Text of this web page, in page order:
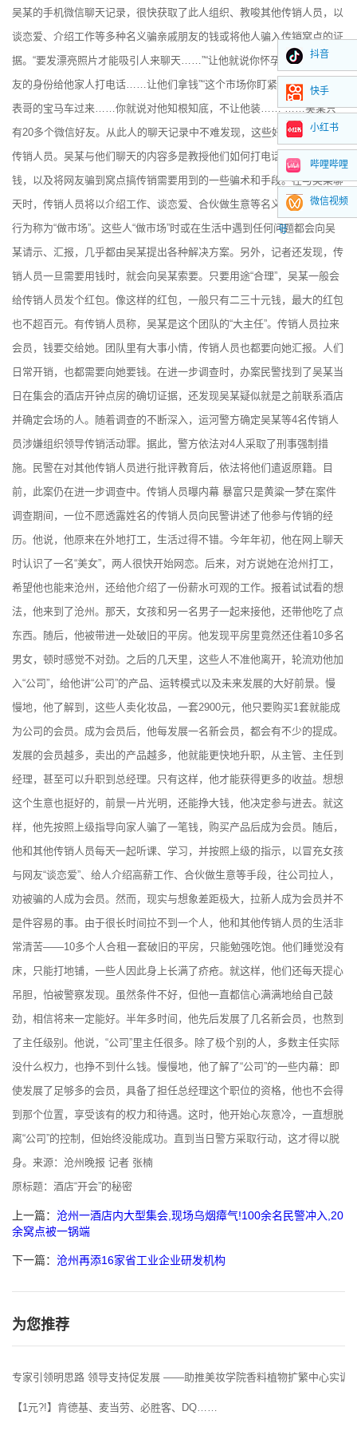
吴某的手机微信聊天记录，很快获取了此人组织、教唆其他传销人员，以
谈恋爱、介绍工作等多种名义骗亲戚朋友的钱或将他人骗入传销窝点的证
据。“要发漂亮照片才能吸引人来聊天……”“让他就说你怀孕了，你以女朋
友的身份给他家人打电话……让他们拿钱”“这个市场你盯紧，让他别开他
表哥的宝马车过来……你就说对他知根知底，不让他装……”……吴某只
有20多个微信好友。从此人的聊天记录中不难发现，这些好友大多数都是
传销人员。吴某与他们聊天的内容多是教授他们如何打电话骗亲朋好友的
钱，以及将网友骗到窝点搞传销需要用到的一些骗术和手段。在与吴某聊
天时，传销人员将以介绍工作、谈恋爱、合伙做生意等名义欺骗受害人的
行为称为“做市场”。这些人“做市场”时或在生活中遇到任何问题都会向吴
某请示、汇报，几乎都由吴某提出各种解决方案。另外，记者还发现，传
销人员一旦需要用钱时，就会向吴某索要。只要用途“合理”，吴某一般会
给传销人员发个红包。像这样的红包，一般只有二三十元钱，最大的红包
也不超百元。有传销人员称，吴某是这个团队的“大主任”。传销人员拉来
会员，钱要交给她。团队里有大事小情，传销人员也都要向她汇报。人们
日常开销，也都需要向她要钱。在进一步调查时，办案民警找到了吴某当
日在集会的酒店开钟点房的确切证据，还发现吴某疑似就是之前联系酒店
并确定会场的人。随着调查的不断深入，运河警方确定吴某等4名传销人
员涉嫌组织领导传销活动罪。据此，警方依法对4人采取了刑事强制措
施。民警在对其他传销人员进行批评教育后，依法将他们遣返原籍。目
前，此案仍在进一步调查中。传销人员曝内幕 暴富只是黄粱一梦在案件
调查期间，一位不愿透露姓名的传销人员向民警讲述了他参与传销的经
历。他说，他原来在外地打工，生活过得不错。今年年初，他在网上聊天
时认识了一名“美女”，两人很快开始网恋。后来，对方说她在沧州打工，
希望他也能来沧州，还给他介绍了一份薪水可观的工作。报着试试看的想
法，他来到了沧州。那天，女孩和另一名男子一起来接他，还带他吃了点
东西。随后，他被带进一处破旧的平房。他发现平房里竟然还住着10多名
男女，顿时感觉不对劲。之后的几天里，这些人不准他离开，轮流劝他加
入“公司”，给他讲“公司”的产品、运转模式以及未来发展的大好前景。慢
慢地，他了解到，这些人卖化妆品，一套2900元，他只要购买1套就能成
为公司的会员。成为会员后，他每发展一名新会员，都会有不少的提成。
发展的会员越多，卖出的产品越多，他就能更快地升职，从主管、主任到
经理，甚至可以升职到总经理。只有这样，他才能获得更多的收益。想想
这个生意也挺好的，前景一片光明，还能挣大钱，他决定参与进去。就这
样，他先按照上级指导向家人骗了一笔钱，购买产品后成为会员。随后，
他和其他传销人员每天一起听课、学习，并按照上级的指示，以冒充女孩
与网友“谈恋爱”、给人介绍高薪工作、合伙做生意等手段，往公司拉人，
劝被骗的人成为会员。然而，现实与想象差距极大，拉新人成为会员并不
是件容易的事。由于很长时间拉不到一个人，他和其他传销人员的生活非
常清苦——10多个人合租一套破旧的平房，只能勉强吃饱。他们睡觉没有
床，只能打地铺，一些人因此身上长满了疥疮。就这样，他们还每天提心
吊胆，怕被警察发现。虽然条件不好，但他一直都信心满满地给自己鼓
劲，相信将来一定能好。半年多时间，他先后发展了几名新会员，也熬到
了主任级别。他说，“公司”里主任很多。除了极个别的人，多数主任实际
没什么权力，也挣不到什么钱。慢慢地，他了解了“公司”的一些内幕：即
使发展了足够多的会员，具备了担任总经理这个职位的资格，他也不会得
到那个位置，享受该有的权力和待遇。这时，他开始心灰意冷，一直想脱
离“公司”的控制，但始终没能成功。直到当日警方采取行动，这才得以脱
身。来源：沧州晚报 记者 张楠
原标题：酒店“开会”的秘密
上一篇： 沧州一酒店内大型集会,现场乌烟瘴气!100余名民警冲入,20
余窝点被一锅端
下一篇： 沧州再添16家省工业企业研发机构
为您推荐
专家引领明思路 领导支持促发展 ——助推美妆学院香料植物扩繁中心实训
【1元?!】肯德基、麦当劳、必胜客、DQ……
抖音
快手
小红书
哔哩哔哩
微信视频
号